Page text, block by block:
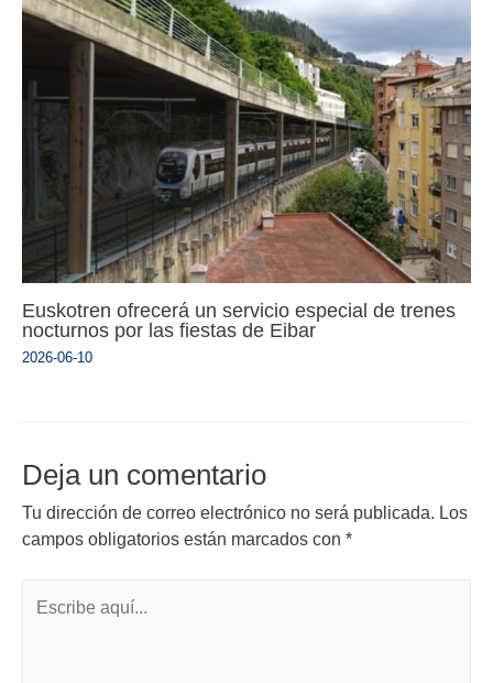
Euskotren ofrecerá un servicio especial de trenes
nocturnos por las fiestas de Eibar
2026-06-10
Deja un comentario
Tu dirección de correo electrónico no será publicada. Los
campos obligatorios están marcados con *